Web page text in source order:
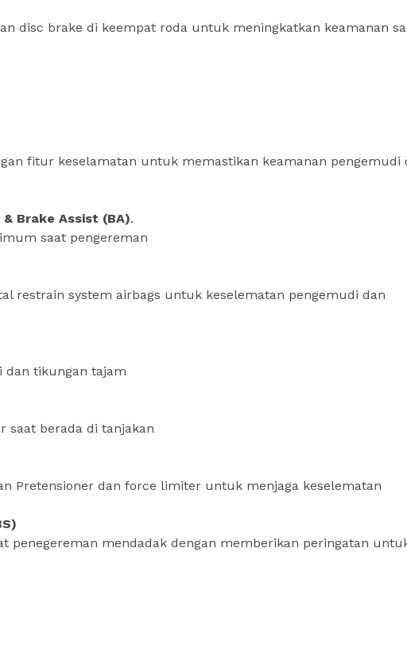
disc brake di keempat roda untuk meningkatkan keamanan
fitur keselamatan untuk memastikan keamanan pengemudi
Brake Assist (BA).
saat pengereman
restrain system airbags untuk keselematan pengemudi dan
dan tikungan tajam
saat berada di tanjakan
Pretensioner dan force limiter untuk menjaga keselematan
penegereman mendadak dengan memberikan peringatan